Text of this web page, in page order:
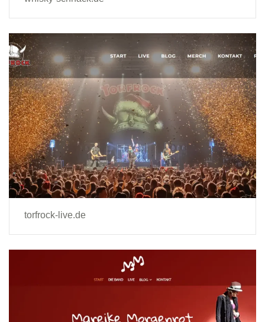
torfrock-live.de